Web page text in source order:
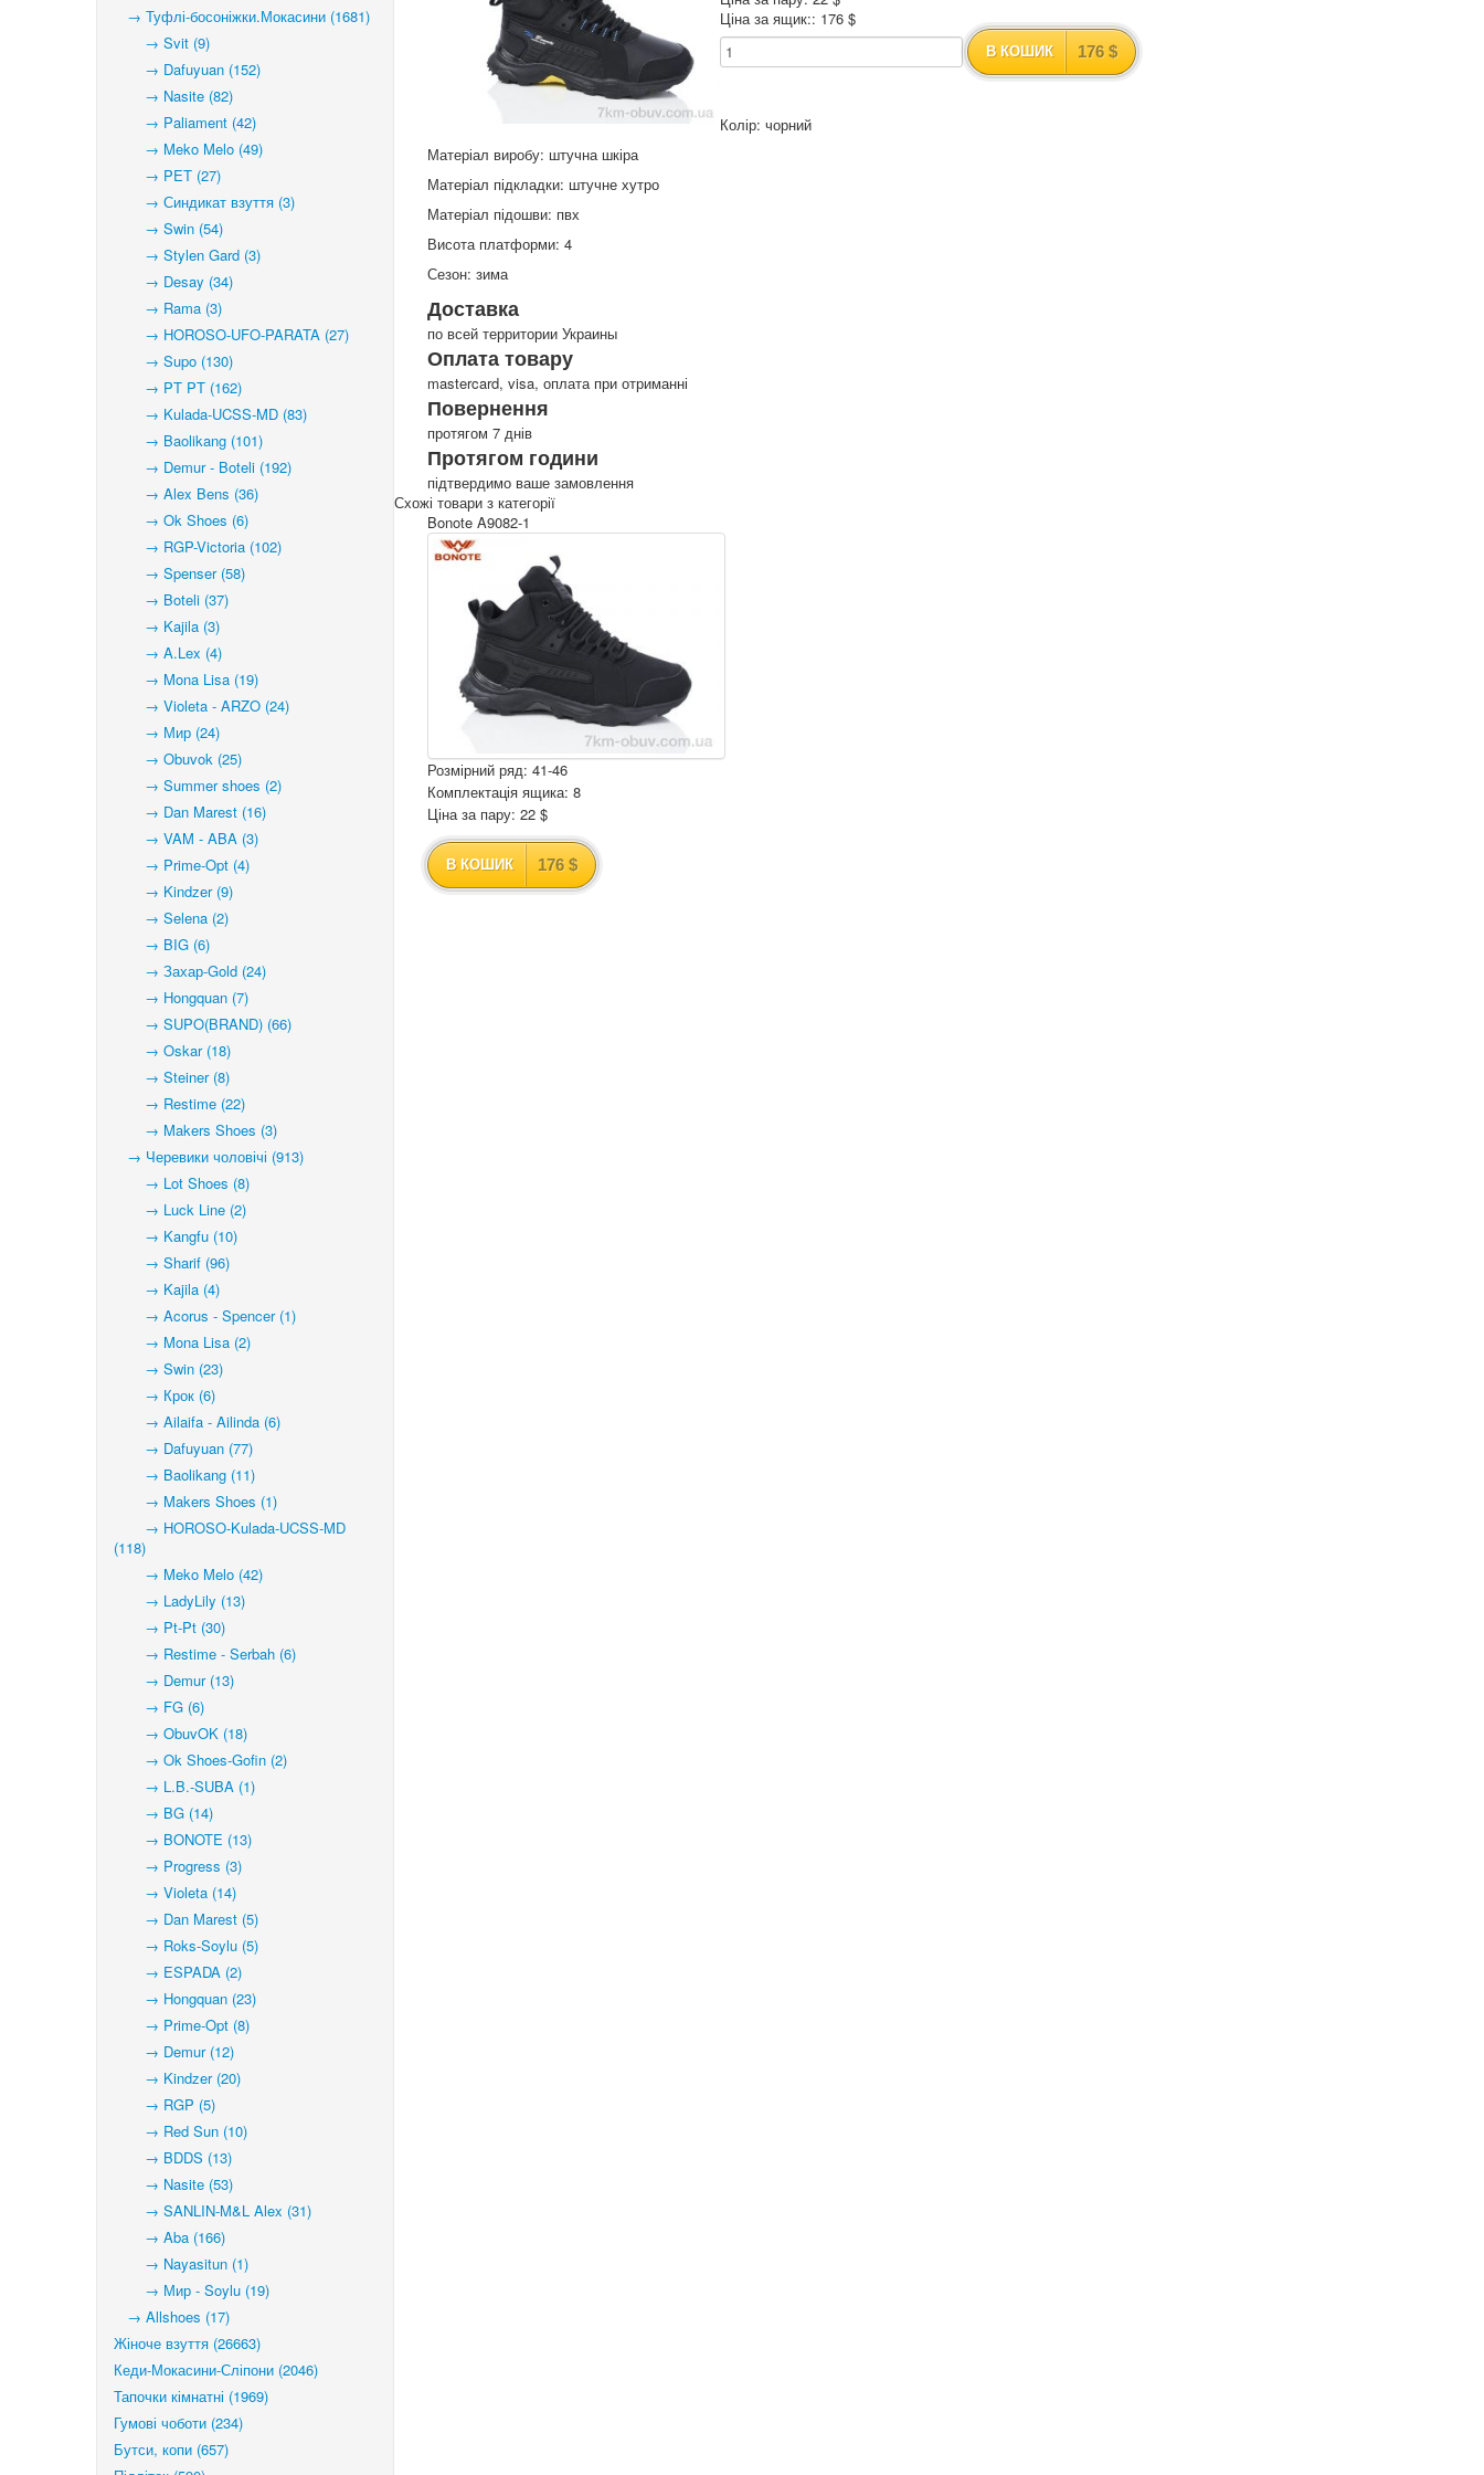
→ Туфлі-босоніжки.Мокасини (1681)
→ Svit (9)
→ Dafuyuan (152)
→ Nasite (82)
→ Paliament (42)
→ Meko Melo (49)
→ PET (27)
→ Синдикат взуття (3)
→ Swin (54)
→ Stylen Gard (3)
→ Desay (34)
→ Rama (3)
→ HOROSO-UFO-PARATA (27)
→ Supo (130)
→ PT PT (162)
→ Kulada-UCSS-MD (83)
→ Baolikang (101)
→ Demur - Boteli (192)
→ Alex Bens (36)
→ Ok Shoes (6)
→ RGP-Victoria (102)
→ Spenser (58)
→ Boteli (37)
→ Kajila (3)
→ A.Lex (4)
→ Mona Lisa (19)
→ Violeta - ARZO (24)
→ Мир (24)
→ Obuvok (25)
→ Summer shoes (2)
→ Dan Marest (16)
→ VAM - ABA (3)
→ Prime-Opt (4)
→ Kindzer (9)
→ Selena (2)
→ BIG (6)
→ Захар-Gold (24)
→ Hongquan (7)
→ SUPO(BRAND) (66)
→ Oskar (18)
→ Steiner (8)
→ Restime (22)
→ Makers Shoes (3)
→ Черевики чоловічі (913)
→ Lot Shoes (8)
→ Luck Line (2)
→ Kangfu (10)
→ Sharif (96)
→ Kajila (4)
→ Acorus - Spencer (1)
→ Mona Lisa (2)
→ Swin (23)
→ Крок (6)
→ Ailaifa - Ailinda (6)
→ Dafuyuan (77)
→ Baolikang (11)
→ Makers Shoes (1)
→ HOROSO-Kulada-UCSS-MD
(118)
→ Meko Melo (42)
→ LadyLily (13)
→ Pt-Pt (30)
→ Restime - Serbah (6)
→ Demur (13)
→ FG (6)
→ ObuvOK (18)
→ Ok Shoes-Gofin (2)
→ L.B.-SUBA (1)
→ BG (14)
→ BONOTE (13)
→ Progress (3)
→ Violeta (14)
→ Dan Marest (5)
→ Roks-Soylu (5)
→ ESPADA (2)
→ Hongquan (23)
→ Prime-Opt (8)
→ Demur (12)
→ Kindzer (20)
→ RGP (5)
→ Red Sun (10)
→ BDDS (13)
→ Nasite (53)
→ SANLIN-M&L Alex (31)
→ Aba (166)
→ Nayasitun (1)
→ Мир - Soylu (19)
→ Allshoes (17)
Жіноче взуття (26663)
Кеди-Мокасини-Сліпони (2046)
Тапочки кімнатні (1969)
Гумові чоботи (234)
Бутси, копи (657)
Ціна за ящик:: 176 $
В КОШИК 176 $
Колір: чорний
Матеріал виробу: штучна шкіра
Матеріал підкладки: штучне хутро
Матеріал підошви: пвх
Висота платформи: 4
Сезон: зима
Доставка
по всей территории Украины
Оплата товару
mastercard, visa, оплата при отриманні
Повернення
протягом 7 днів
Протягом години
підтвердимо ваше замовлення
Схожі товари з категорії
Bonote A9082-1
Розмірний ряд: 41-46
Комплектація ящика: 8
Ціна за пару: 22 $
В КОШИК 176 $